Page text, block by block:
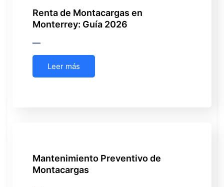
Renta de Montacargas en
Monterrey: Guía 2026
Leer más
Mantenimiento Preventivo de
Montacargas